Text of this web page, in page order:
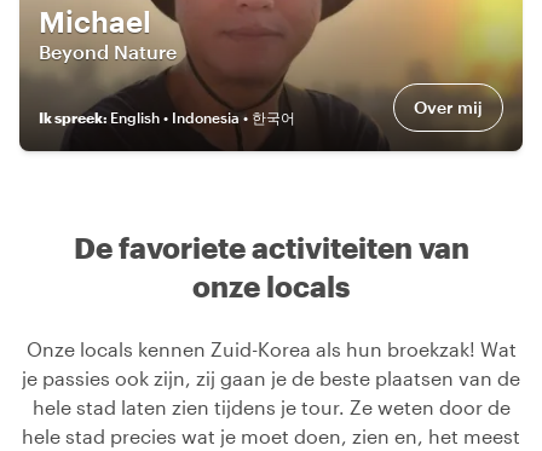
Michael
Beyond Nature
Ik spreek: English • Indonesia • 한국어 Over mij
De favoriete activiteiten van
onze locals
Onze locals kennen Zuid-Korea als hun broekzak! Wat
je passies ook zijn, zij gaan je de beste plaatsen van de
hele stad laten zien tijdens je tour. Ze weten door de
hele stad precies wat je moet doen, zien en, het meest